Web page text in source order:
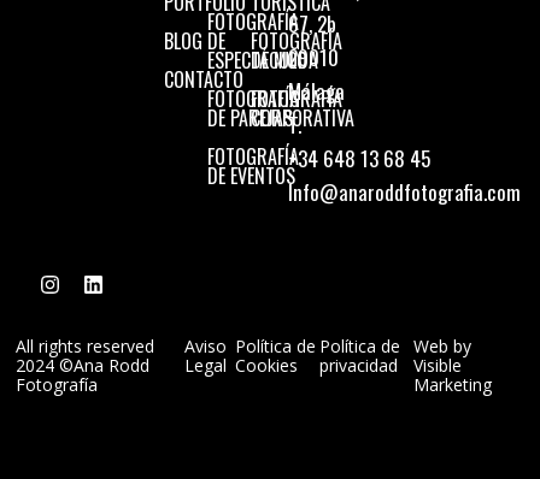
BLOG
CONTACTO
FOTOGRAFÍA
DE
ESPECTÁCULO
FOTOGRAFÍA
DE PAREJAS
FOTOGRAFÍA
DE EVENTOS
FOTOGRAFÍA
DE MODA
FOTOGRAFÍA
CORPORATIVA
67, 2b
29010
Málaga
T.
+34 648 13 68 45
Info@anaroddfotografia.com
All rights reserved
2024 ©Ana Rodd
Fotografía
Aviso
Legal
Política de
Cookies
Política de
privacidad
Web by
Visible
Marketing